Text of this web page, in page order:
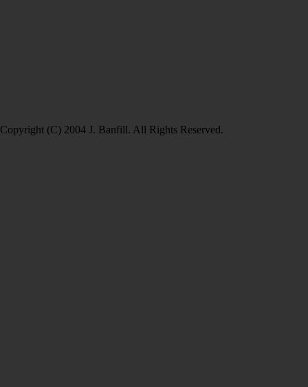
Copyright (C) 2004 J. Banfill. All Rights Reserved.